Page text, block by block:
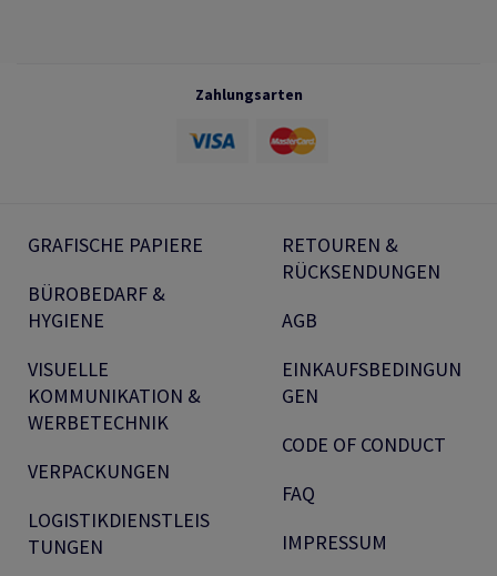
Zahlungsarten
GRAFISCHE PAPIERE
BÜROBEDARF &
HYGIENE
VISUELLE
KOMMUNIKATION &
WERBETECHNIK
VERPACKUNGEN
LOGISTIKDIENSTLEIS
TUNGEN
RETOUREN &
RÜCKSENDUNGEN
AGB
EINKAUFSBEDINGUN
GEN
CODE OF CONDUCT
FAQ
IMPRESSUM